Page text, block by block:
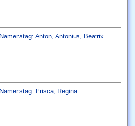
Namenstag: Anton, Antonius Beatrix
Namenstag: Prisca, Regina